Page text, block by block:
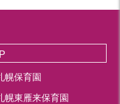
幌保育園
幌東雁来保育園